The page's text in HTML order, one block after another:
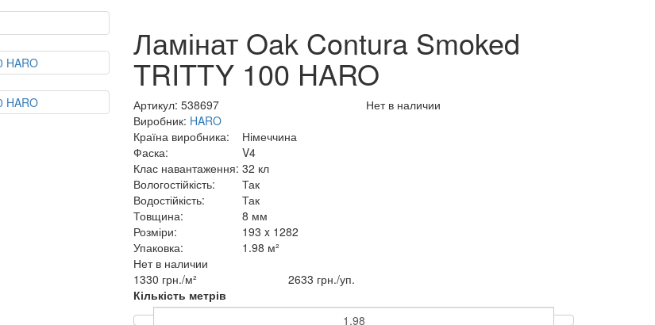
Ламінат Oak Contura Smoked
TRITTY 100 HARO
Артикул: 538697
Нет в наличии
Виробник: HARO
Країна виробника:
Німеччина
Фаска:
V4
Клас навантаження: 32 кл
Вологостійкість:
Так
Водостійкість:
Так
Товщина:
8 мм
Розміри:
193 x 1282
Упаковка:
1.98 м²
Нет в наличии
1330 грн./м²
2633 грн./уп.
Кількість метрів